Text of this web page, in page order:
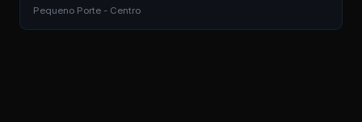
Pequeno Porte - Centro